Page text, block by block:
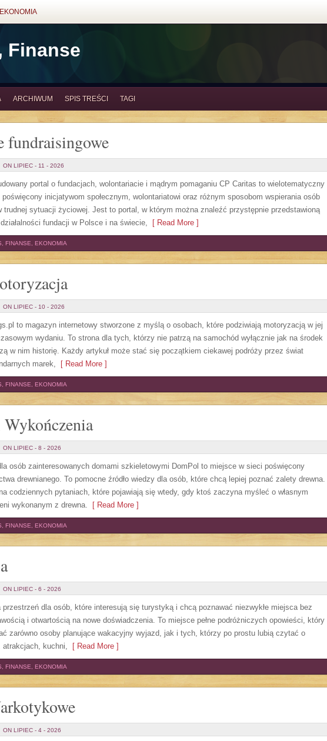
Finanse
ARCHIWUM SPIS TREŚCI TAGI
fundraisingowe
ON LIPIEC - 11 - 2026
portal o fundacjach, wolontariacie i mądrym pomaganiu CP Caritas to wielotematyczny
inicjatywom społecznym, wolontariatowi oraz różnym sposobom wspierania osób
trudnej sytuacji życiowej. Jest to portal, w którym można znaleźć przystępnie przedstawioną
fundacji w Polsce i na świecie, [ Read More ]
FINANSE, EKONOMIA
ON LIPIEC - 10 - 2026
to magazyn internetowy stworzone z myślą o osobach, które podziwiają motoryzacją w jej
wydaniu. To strona dla tych, którzy nie patrzą na samochód wyłącznie jak na środek
w nim historię. Każdy artykuł może stać się początkiem ciekawej podróży przez świat
marek, [ Read More ]
FINANSE, EKONOMIA
ON LIPIEC - 8 - 2026
osób zainteresowanych domami szkieletowymi DomPol to miejsce w sieci poświęcony
drewnianego. To pomocne źródło wiedzy dla osób, które chcą lepiej poznać zalety drewna.
codziennych pytaniach, które pojawiają się wtedy, gdy ktoś zaczyna myśleć o własnym
wykonanym z drewna. [ Read More ]
FINANSE, EKONOMIA
ON LIPIEC - 6 - 2026
przestrzeń dla osób, które interesują się turystyką i chcą poznawać niezwykłe miejsca bez
i otwartością na nowe doświadczenia. To miejsce pełne podróżniczych opowieści, który
zarówno osoby planujące wakacyjny wyjazd, jak i tych, którzy po prostu lubią czytać o
kuchni, [ Read More ]
FINANSE, EKONOMIA
ON LIPIEC - 4 - 2026